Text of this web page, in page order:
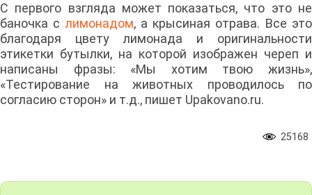
С первого взгляда может показаться, что это не
баночка с лимонадом, а крысиная отрава. Все это
благодаря цвету лимонада и оригинальности
этикетки бутылки, на которой изображен череп и
написаны фразы: «Мы хотим твою жизнь»,
«Тестирование на животных проводилось по
согласию сторон» и т.д., пишет Upakovano.ru.
25168